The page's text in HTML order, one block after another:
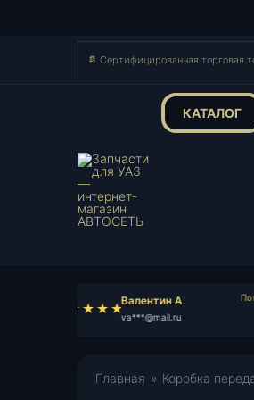
📄 Сертифицированная торговая
КАТАЛОГ
Валентин А.
va***@mail.ru
Главная » Коробка